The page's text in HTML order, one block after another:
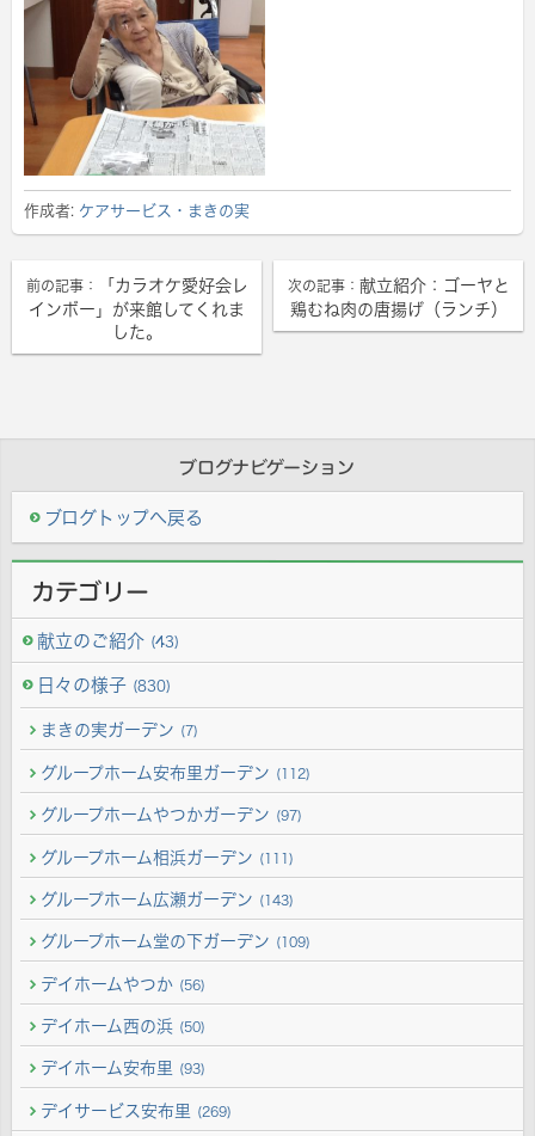
作成者: ケアサービス・まきの実
前の記事：
「カラオケ愛好会レ
インボー」が来館してくれま
した。
次の記事： 献立紹介：ゴーヤと
鶏むね肉の唐揚げ（ランチ）
ブログナビゲーション
ブログトップへ戻る
カテゴリー
献立のご紹介 (43)
日々の様子 (830)
まきの実ガーデン (7)
グループホーム安布里ガーデン (112)
グループホームやつかガーデン (97)
グループホーム相浜ガーデン (111)
グループホーム広瀬ガーデン (143)
グループホーム堂の下ガーデン (109)
デイホームやつか (56)
デイホーム西の浜 (50)
デイホーム安布里 (93)
デイサービス安布里 (269)